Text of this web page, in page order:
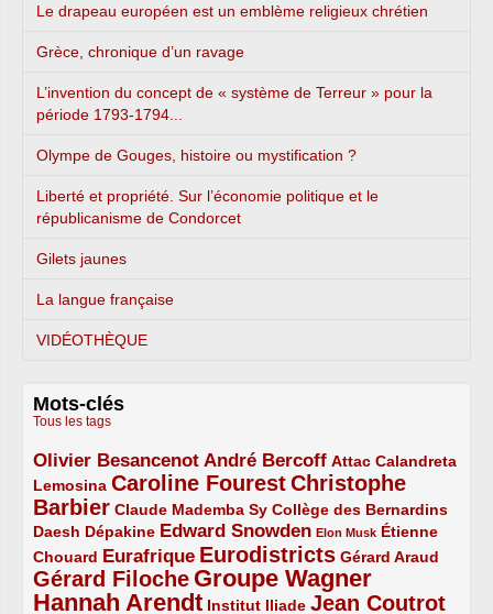
Le drapeau européen est un emblème religieux chrétien
Grèce, chronique d’un ravage
L’invention du concept de « système de Terreur » pour la
période 1793-1794...
Olympe de Gouges, histoire ou mystification ?
Liberté et propriété. Sur l’économie politique et le
républicanisme de Condorcet
Gilets jaunes
La langue française
VIDÉOTHÈQUE
Mots-clés
Tous les tags
Olivier Besancenot
3/5 André Bercoff
3/5 Attac
2/5
Calandreta
Lemosina
2/5 Caroline Fourest
4/5
Christophe
Barbier
4/5 Claude Mademba Sy
2/5 Collège des Bernardins
2/5
Daesh
2/5 Dépakine
2/5 Edward Snowden
3/5 Elon Musk
1/5
Étienne
Chouard
2/5 Eurafrique
3/5 Eurodistricts
4/5 Gérard Araud
2/5
Gérard Filoche
4/5 Groupe Wagner
5/5
Hannah Arendt
5/5 Institut Iliade
2/5 Jean Coutrot
4/5